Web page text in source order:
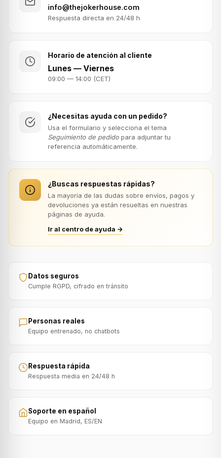
info@thejokerhouse.com
Respuesta directa en 24/48 h
Horario de atención al cliente
Lunes — Viernes
09:00 — 14:00 (CET)
¿Necesitas ayuda con un pedido?
Usa el formulario y selecciona el tema
Seguimiento de pedido para adjuntar tu
referencia automáticamente.
¿Buscas respuestas rápidas?
La mayoría de las dudas sobre envíos, pagos y
devoluciones ya están resueltas en nuestras
páginas de ayuda.
Ir al centro de ayuda →
Datos seguros
Cumple RGPD, cifrado en tránsito
Personas reales
Equipo entrenado, no chatbots
Respuesta rápida
Respuesta media en 24/48 h
Soporte en español
Equipo en Madrid, ES/EN